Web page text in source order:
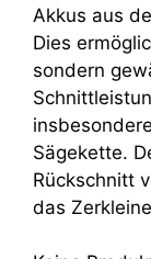
Akkus aus
Dies
sondern
Sägekette.
Rückschnitt
das